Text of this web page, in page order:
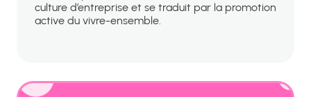
culture d’entreprise et se traduit par la promotion
active du vivre-ensemble.